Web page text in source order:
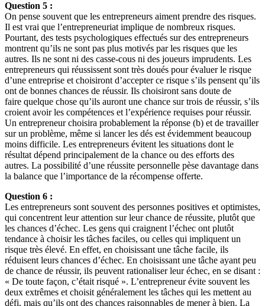
Question 5 :
On pense souvent que les entrepreneurs aiment prendre des risques.
Il est vrai que l’entrepreneuriat implique de nombreux risques.
Pourtant, des tests psychologiques effectués sur des entrepreneurs
montrent qu’ils ne sont pas plus motivés par les risques que les
autres. Ils ne sont ni des casse-cous ni des joueurs imprudents. Les
entrepreneurs qui réussissent sont très doués pour évaluer le risque
d’une entreprise et choisiront d’accepter ce risque s’ils pensent qu’ils
ont de bonnes chances de réussir. Ils choisiront sans doute de
faire quelque chose qu’ils auront une chance sur trois de réussir, s’ils
croient avoir les compétences et l’expérience requises pour réussir.
Un entrepreneur choisira probablement la réponse (b) et de travailler
sur un problème, même si lancer les dés est évidemment beaucoup
moins difficile. Les entrepreneurs évitent les situations dont le
résultat dépend principalement de la chance ou des efforts des
autres. La possibilité d’une réussite personnelle pèse davantage dans
la balance que l’importance de la récompense offerte.
Question 6 :
Les entrepreneurs sont souvent des personnes positives et optimistes,
qui concentrent leur attention sur leur chance de réussite, plutôt que
les chances d’échec. Les gens qui craignent l’échec ont plutôt
tendance à choisir les tâches faciles, ou celles qui impliquent un
risque très élevé. En effet, en choisissant une tâche facile, ils
réduisent leurs chances d’échec. En choisissant une tâche ayant peu
de chance de réussir, ils peuvent rationaliser leur échec, en se disant :
« De toute façon, c’était risqué ». L’entrepreneur évite souvent les
deux extrêmes et choisit généralement les tâches qui les mettent au
défi, mais qu’ils ont des chances raisonnables de mener à bien. La